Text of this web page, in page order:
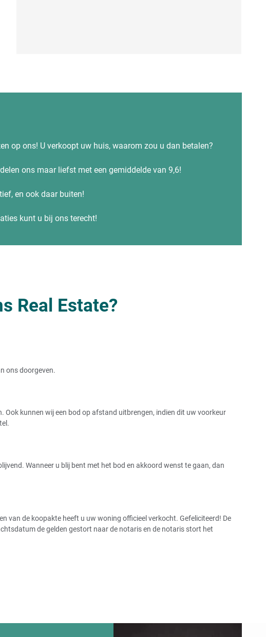
op ons! U verkoopt uw huis, waarom zou u dan betalen?
ons maar liefst met een gemiddelde van 9,6!
en ook daar buiten!
kunt u bij ons terecht!
Real Estate?
ons doorgeven.
Ook kunnen wij een bod op afstand uitbrengen, indien dit uw voorkeur
Wanneer u blij bent met het bod en akkoord wenst te gaan, dan
van de koopakte heeft u uw woning officieel verkocht. Gefeliciteerd! De
de gelden gestort naar de notaris en de notaris stort het